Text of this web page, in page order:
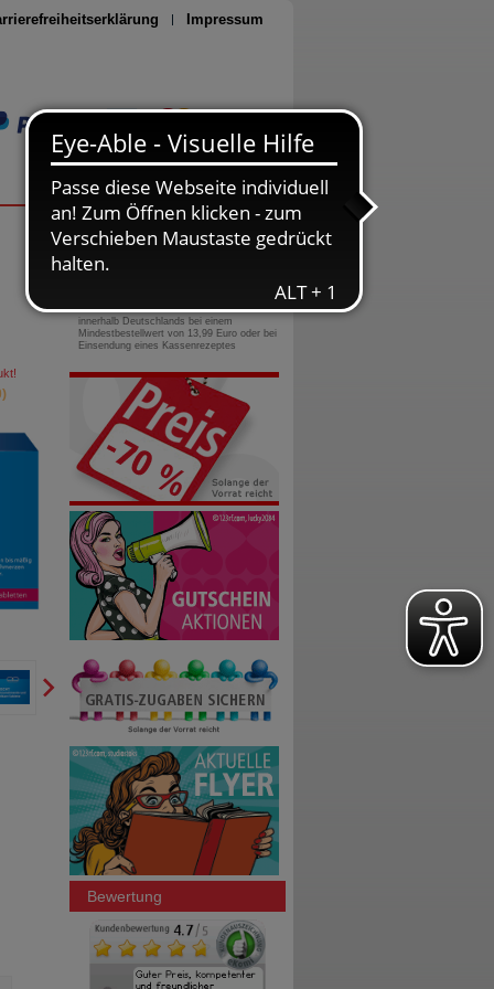
Impressum
Seite drucken
0800-10 11 422
gebührenfreie Rufnummer
innerhalb Deutschlands bei einem
Mindestbestellwert von 13,99 Euro oder bei
Einsendung eines Kassenrezeptes
Bewertung